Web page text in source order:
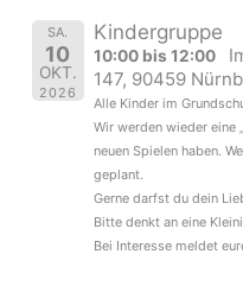
SA.
10
OKT.
2026
Kindergruppe
10:00 bis 12:00
147, 90459
Alle Kinder im
Wir werden wieder eine
neuen Spielen haben.
geplant.
Gerne darfst du dein
Bitte denkt an eine
Bei Interesse meldet